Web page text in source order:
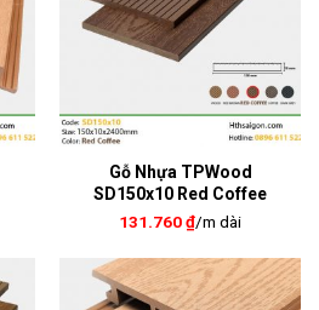
Gỗ Nhựa TPWood
SD150x10 Red Coffee
131.760₫/m dài